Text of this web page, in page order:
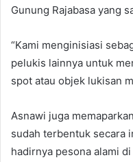
Gunung Rajabasa yang
“Kami menginisiasi
pelukis lainnya untuk
spot atau objek lukisan
Asnawi juga
sudah terbentuk secara
hadirnya pesona alami